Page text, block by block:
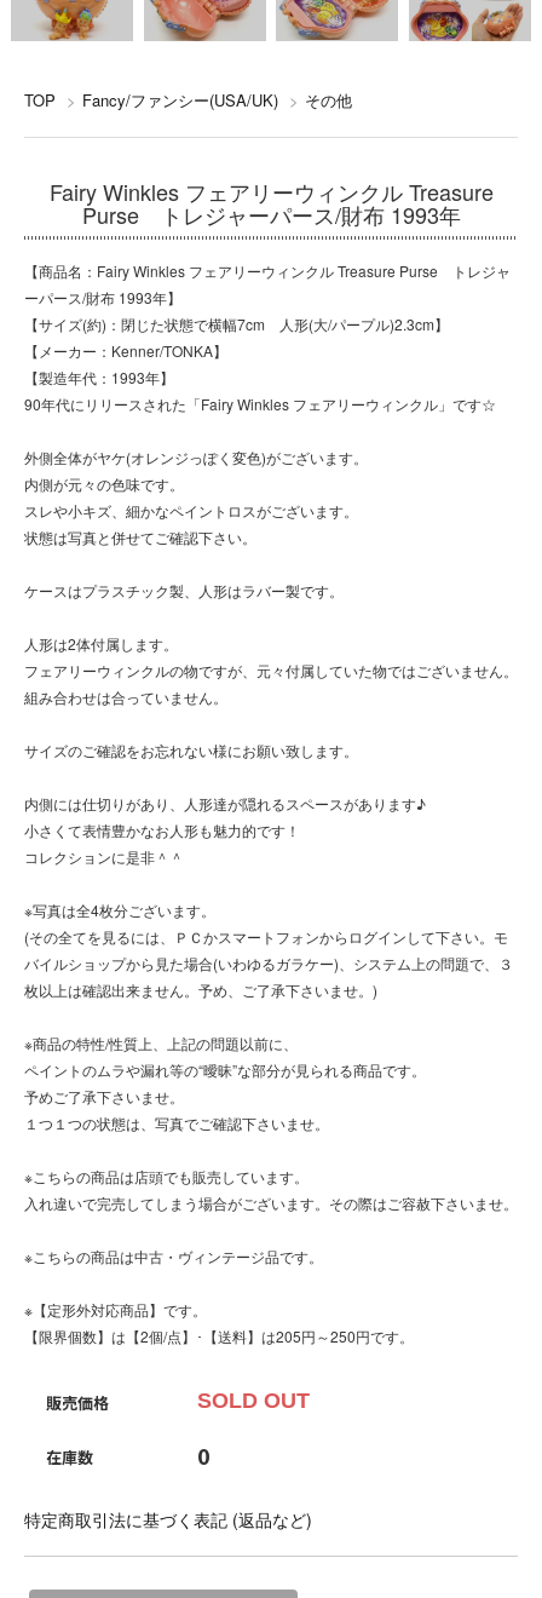
TOP > Fancy/ファンシー(USA/UK) > その他
Fairy Winkles フェアリーウィンクル Treasure
Purse トレジャーパース/財布 1993年
【商品名：Fairy Winkles フェアリーウィンクル Treasure Purse トレジャ
ーパース/財布 1993年】
【サイズ(約)：閉じた状態で横幅7cm 人形(大/パープル)2.3cm】
【メーカー：Kenner/TONKA】
【製造年代：1993年】
90年代にリリースされた「Fairy Winkles フェアリーウィンクル」です☆
外側全体がヤケ(オレンジっぽく変色)がございます。
内側が元々の色味です。
スレや小キズ、細かなペイントロスがございます。
状態は写真と併せてご確認下さい。
ケースはプラスチック製、人形はラバー製です。
人形は2体付属します。
フェアリーウィンクルの物ですが、元々付属していた物ではございません。
組み合わせは合っていません。
サイズのご確認をお忘れない様にお願い致します。
内側には仕切りがあり、人形達が隠れるスペースがあります♪
小さくて表情豊かなお人形も魅力的です！
コレクションに是非＾＾
※写真は全4枚分ございます。
(その全てを見るには、ＰＣかスマートフォンからログインして下さい。モ
バイルショップから見た場合(いわゆるガラケー)、システム上の問題で、３
枚以上は確認出来ません。予め、ご了承下さいませ。)
※商品の特性/性質上、上記の問題以前に、
ペイントのムラや漏れ等の“曖昧”な部分が見られる商品です。
予めご了承下さいませ。
１つ１つの状態は、写真でご確認下さいませ。
※こちらの商品は店頭でも販売しています。
入れ違いで完売してしまう場合がございます。その際はご容赦下さいませ。
※こちらの商品は中古・ヴィンテージ品です。
※【定形外対応商品】です。
【限界個数】は【2個/点】･【送料】は205円～250円です。
販売価格 SOLD OUT
在庫数 0
特定商取引法に基づく表記 (返品など)